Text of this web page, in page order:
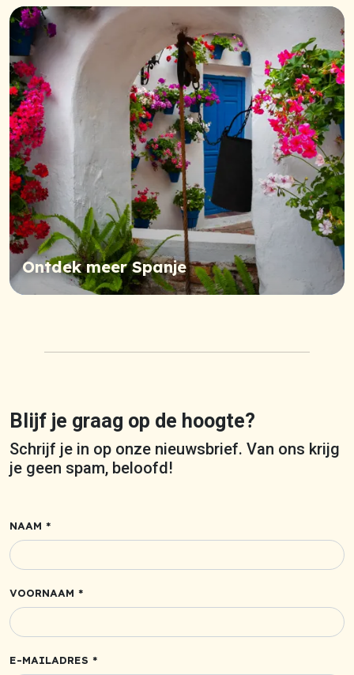
Ontdek meer Spanje
Blijf je graag op de hoogte?
Schrijf je in op onze nieuwsbrief. Van ons krijg
je geen spam, beloofd!
NAAM *
VOORNAAM *
E-MAILADRES *